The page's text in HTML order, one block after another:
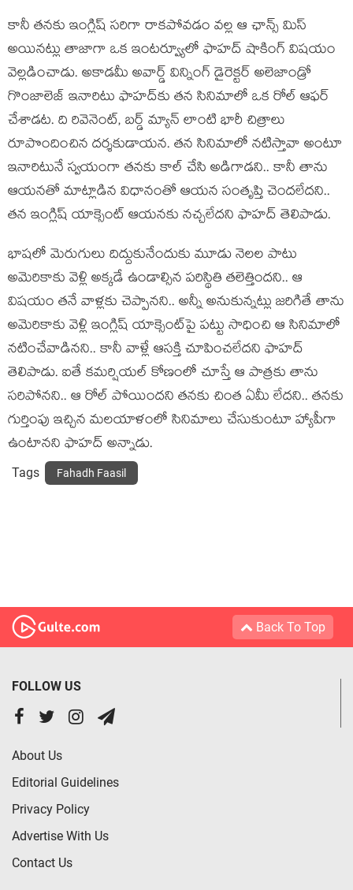
కానీ త‌న‌కు ఇంగ్లిష్ స‌రిగా రాక‌పోవ‌డం వ‌ల్ల ఆ ఛాన్స్ మిస్
అయిన‌ట్లు తాజాగా ఒక ఇంట‌ర్వ్యూలో ఫాహ‌ద్ షాకింగ్ విష‌యం
వెల్ల‌డించాడు. అకాడ‌మీ అవార్డ్ విన్నింగ్ డైరెక్ట‌ర్ అలెజాండ్రో
గొంజాలెజ్ ఇనారిటు ఫాహ‌ద్‌కు త‌న సినిమాలో ఒక రోల్ ఆఫ‌ర్
చేశాడ‌ట‌. ది రివెనెంట్, బ‌ర్డ్ మ్యాన్ లాంటి భారీ చిత్రాలు
రూపొందించిన ద‌ర్శ‌కుడాయ‌న‌. త‌న సినిమాలో న‌టిస్తావా అంటూ
ఇనారిటునే స్వ‌యంగా త‌న‌కు కాల్ చేసి అడిగాడ‌ని.. కానీ తాను
ఆయ‌న‌తో మాట్లాడిన విధానంతో ఆయ‌న సంతృప్తి చెంద‌లేద‌ని..
త‌న ఇంగ్లిష్ యాక్సెంట్ ఆయ‌న‌కు న‌చ్చ‌లేద‌ని ఫాహ‌ద్ తెలిపాడు.
భాష‌లో మెరుగులు దిద్దుకునేందుకు మూడు నెల‌ల పాటు
అమెరికాకు వెళ్లి అక్క‌డే ఉండాల్సిన ప‌రిస్థితి త‌లెత్తింద‌ని.. ఆ
విష‌యం త‌నే వాళ్ల‌కు చెప్పాన‌ని.. అన్నీ అనుకున్న‌ట్లు జ‌రిగితే తాను
అమెరికాకు వెళ్లి ఇంగ్లిష్ యాక్సెంట్‌పై ప‌ట్టు సాధించి ఆ సినిమాలో
న‌టించేవాడిన‌ని.. కానీ వాళ్లే ఆస‌క్తి చూపించ‌లేద‌ని ఫాహ‌ద్
తెలిపాడు. ఐతే క‌మ‌ర్షియ‌ల్ కోణంలో చూస్తే ఆ పాత్ర‌కు తాను
స‌రిపోన‌ని.. ఆ రోల్ పోయింద‌ని త‌న‌కు చింత ఏమీ లేద‌ని.. త‌న‌కు
గుర్తింపు ఇచ్చిన‌ మ‌ల‌యాళంలో సినిమాలు చేసుకుంటూ హ్యాపీగా
ఉంటాన‌ని ఫాహ‌ద్ అన్నాడు.
Tags Fahadh Faasil
Back To Top
FOLLOW US
About Us
Editorial Guidelines
Privacy Policy
Advertise With Us
Contact Us